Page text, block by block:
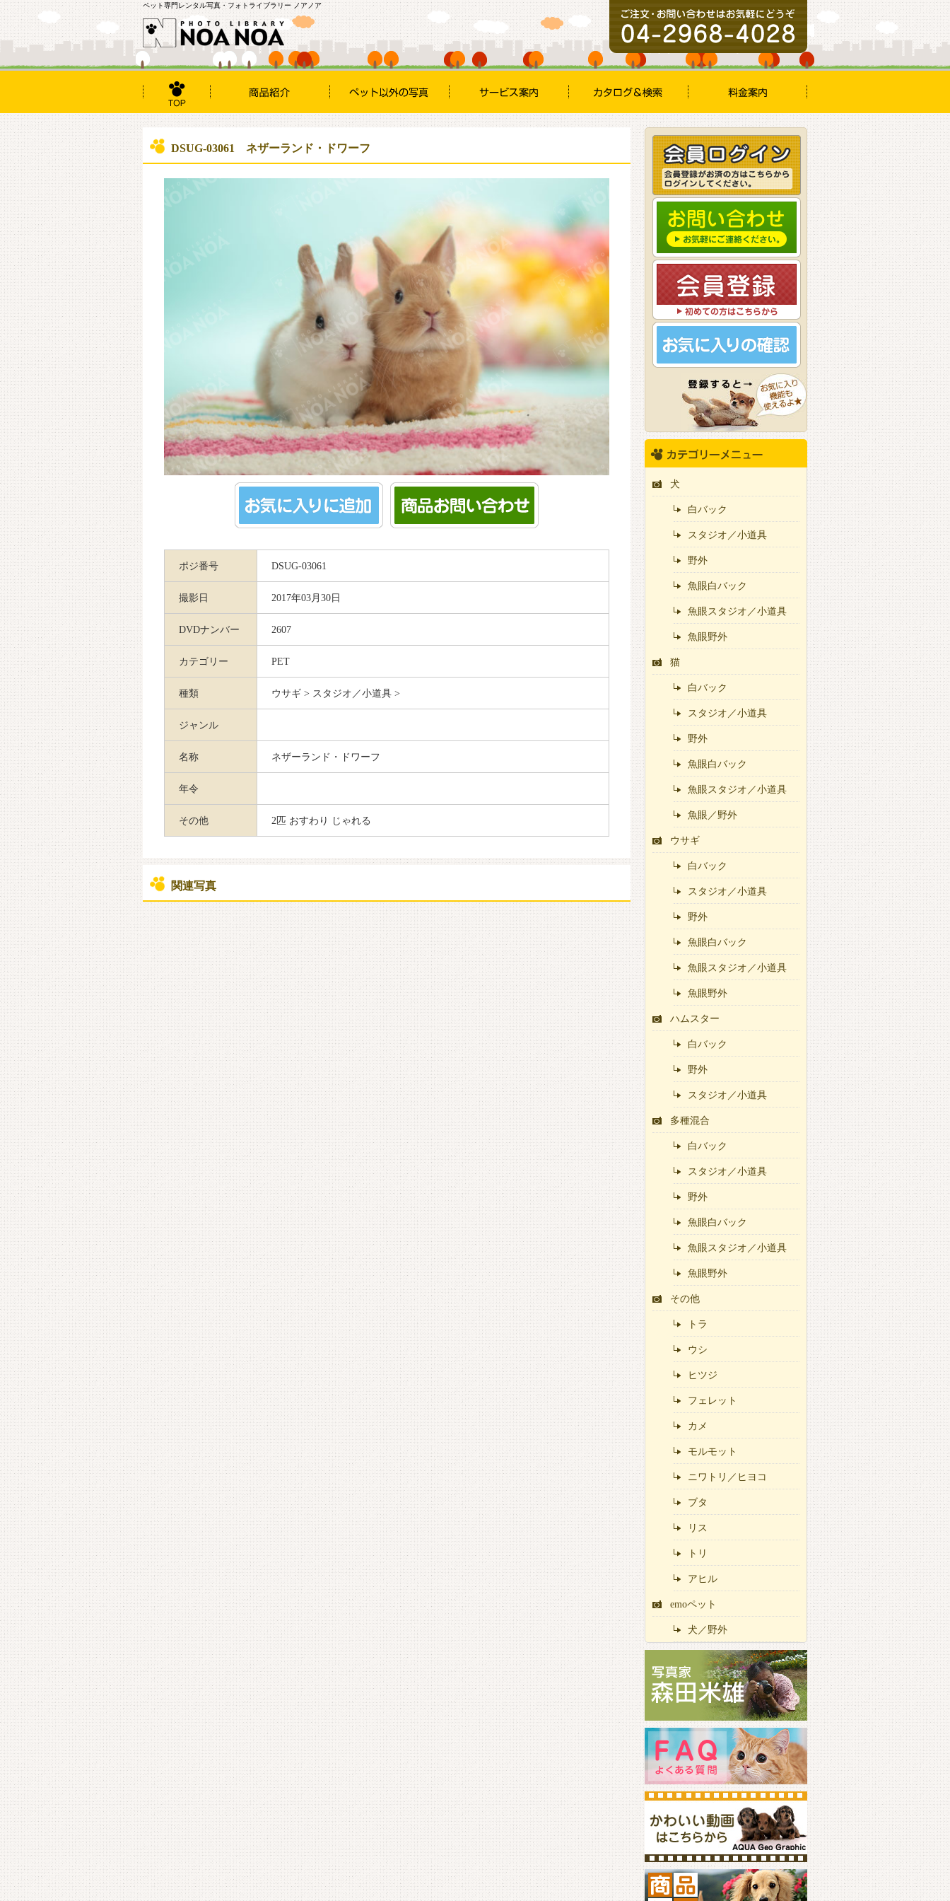
ペット専門レンタル写真・フォトライブラリー ノアノア
DSUG-03061 ネザーランド・ドワーフ
ポジ番号 DSUG-03061
撮影日 2017年03月30日
DVDナンバー 2607
カテゴリー PET
種類 ウサギ > スタジオ／小道具 >
ジャンル
名称 ネザーランド・ドワーフ
年令
その他 2匹 おすわり じゃれる
関連写真
犬
白バック
スタジオ／小道具
野外
魚眼白バック
魚眼スタジオ／小道具
魚眼野外
猫
白バック
スタジオ／小道具
野外
魚眼白バック
魚眼スタジオ／小道具
魚眼／野外
ウサギ
白バック
スタジオ／小道具
野外
魚眼白バック
魚眼スタジオ／小道具
魚眼野外
ハムスター
白バック
野外
スタジオ／小道具
多種混合
白バック
スタジオ／小道具
野外
魚眼白バック
魚眼スタジオ／小道具
魚眼野外
その他
トラ
ウシ
ヒツジ
フェレット
カメ
モルモット
ニワトリ／ヒヨコ
ブタ
リス
トリ
アヒル
emoペット
犬／野外